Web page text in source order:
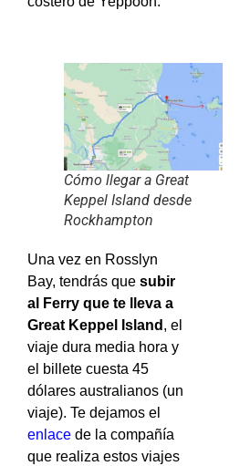
Cómo llegar a Great
Keppel Island desde
Rockhampton
Una vez en Rosslyn
Bay, tendrás que subir
al Ferry que te lleva a
Great Keppel Island , el
viaje dura media hora y
el billete cuesta 45
dólares australianos (un
viaje). Te dejamos el
enlace de la compañía
que realiza estos viajes